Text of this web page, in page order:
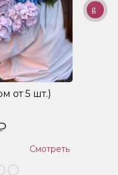
от 5 шт.)
Смотреть